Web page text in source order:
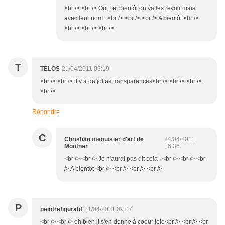
<br /> <br /> Oui ! et bientôt on va les revoir mais
avec leur nom . <br /> <br /> <br /> A bientôt <br />
<br /> <br /> <br />
T TELOS 21/04/2011 09:19
<br /> <br /> il y a de jolies transparences<br /> <br /> <br />
<br />
Répondre
C
Christian menuisier d'art de
Montner
24/04/2011
16:36
<br /> <br /> Je n'aurai pas dit cela ! <br /> <br /> <br
/> A bientôt <br /> <br /> <br /> <br />
P peintrefiguratif 21/04/2011 09:07
<br /> <br /> eh bien il s'en donne à coeur joie<br /> <br /> <br